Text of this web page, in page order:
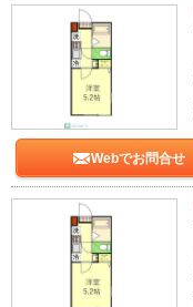
Webでお問合せ